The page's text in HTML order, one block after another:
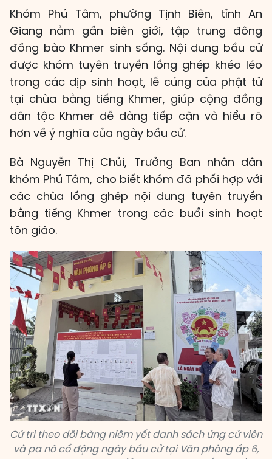
Khóm Phú Tâm, phường Tịnh Biên, tỉnh An
Giang nằm gần biên giới, tập trung đông
đồng bào Khmer sinh sống. Nội dung bầu cử
được khóm tuyên truyền lồng ghép khéo léo
trong các dịp sinh hoạt, lễ cúng của phật tử
tại chùa bằng tiếng Khmer, giúp cộng đồng
dân tộc Khmer dễ dàng tiếp cận và hiểu rõ
hơn về ý nghĩa của ngày bầu cử.
Bà Nguyễn Thị Chủi, Trưởng Ban nhân dân
khóm Phú Tâm, cho biết khóm đã phối hợp với
các chùa lồng ghép nội dung tuyên truyền
bằng tiếng Khmer trong các buổi sinh hoạt
tôn giáo.
Cử tri theo dõi bảng niêm yết danh sách ứng cử viên
và pa nô cổ động ngày bầu cử tại Văn phòng ấp 6,